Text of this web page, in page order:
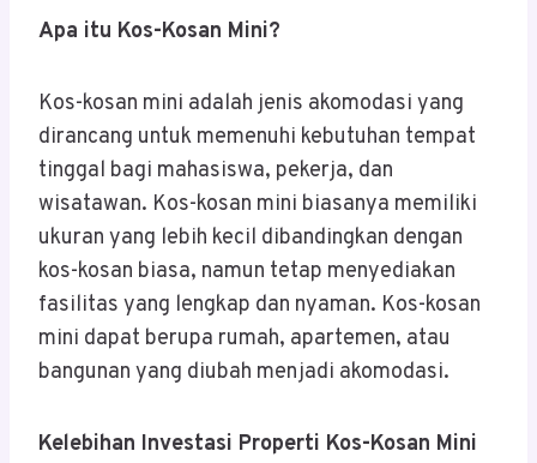
Apa itu Kos-Kosan Mini?
Kos-kosan mini adalah jenis akomodasi yang
dirancang untuk memenuhi kebutuhan tempat
tinggal bagi mahasiswa, pekerja, dan
wisatawan. Kos-kosan mini biasanya memiliki
ukuran yang lebih kecil dibandingkan dengan
kos-kosan biasa, namun tetap menyediakan
fasilitas yang lengkap dan nyaman. Kos-kosan
mini dapat berupa rumah, apartemen, atau
bangunan yang diubah menjadi akomodasi.
Kelebihan Investasi Properti Kos-Kosan Mini